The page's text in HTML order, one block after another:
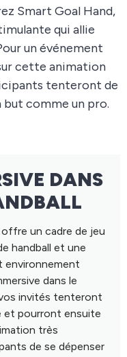
Smart Goal Hand,
qui allie
un événement
cette animation
tenteront de
but comme un pro.
DANS
un cadre de jeu
handball et une
environnement
dans le
invités tenteront
et pourront ensuite
très
de se dépenser